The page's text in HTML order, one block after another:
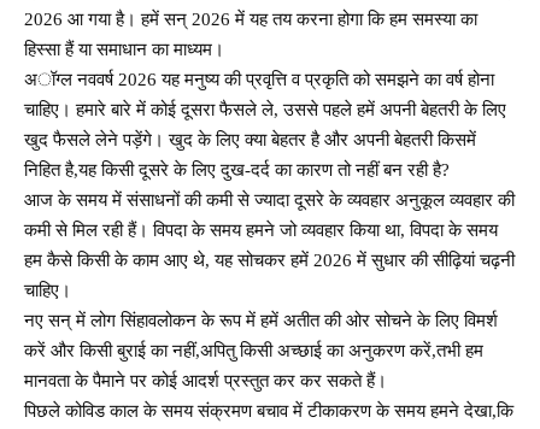
2026 आ गया है। हमें सन् 2026 में यह तय करना होगा कि हम समस्या का
हिस्सा हैं या समाधान का माध्यम।
अॉग्ल नववर्ष 2026 यह मनुष्य की प्रवृत्ति व प्रकृति को समझने का वर्ष होना
चाहिए। हमारे बारे में कोई दूसरा फैसले ले, उससे पहले हमें अपनी बेहतरी के लिए
खुद फैसले लेने पड़ेंगे। खुद के लिए क्या बेहतर है और अपनी बेहतरी किसमें
निहित है,यह किसी दूसरे के लिए दुख-दर्द का कारण तो नहीं बन रही है?
आज के समय में संसाधनों की कमी से ज्यादा दूसरे के व्यवहार अनुकूल व्यवहार की
कमी से मिल रही हैं। विपदा के समय हमने जो व्यवहार किया था, विपदा के समय
हम कैसे किसी के काम आए थे, यह सोचकर हमें 2026 में सुधार की सीढ़ियां चढ़नी
चाहिए।
नए सन् में लोग सिंहावलोकन के रूप में हमें अतीत की ओर सोचने के लिए विमर्श
करें और किसी बुराई का नहीं,अपितु किसी अच्छाई का अनुकरण करें,तभी हम
मानवता के पैमाने पर कोई आदर्श प्रस्तुत कर कर सकते हैं।
पिछले कोविड काल के समय संक्रमण बचाव में टीकाकरण के समय हमने देखा,कि